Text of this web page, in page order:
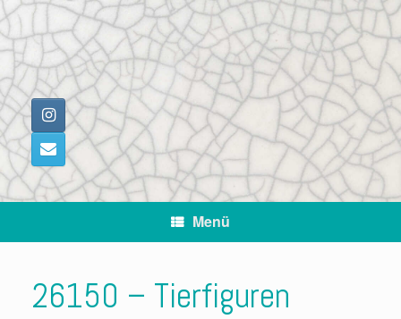
Zum
Inhalt
springen
Menü
26150 – Tierfiguren